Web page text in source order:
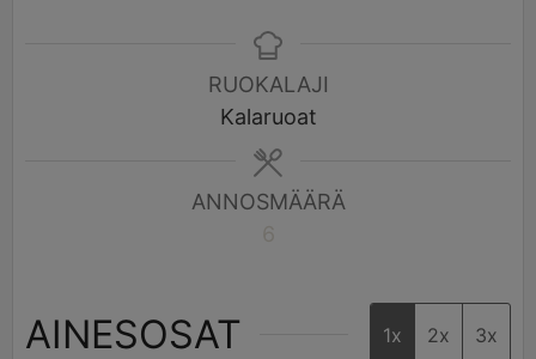
RUOKALAJI
Kalaruoat
ANNOSMÄÄRÄ
AINESOSAT 1x 2x 3x